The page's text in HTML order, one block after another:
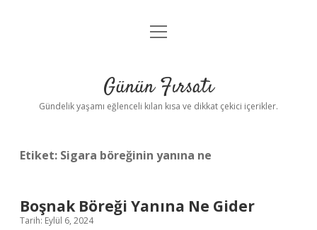
Anasayfa
Yasal Uyarı
menüyü
Günün Fırsatı
Gündelik yaşamı eğlenceli kılan kısa ve dikkat çekici içerikler.
Etiket: Sigara böreğinin yanına ne
Boşnak Böreği Yanına Ne Gider
Tarih: Eylül 6, 2024